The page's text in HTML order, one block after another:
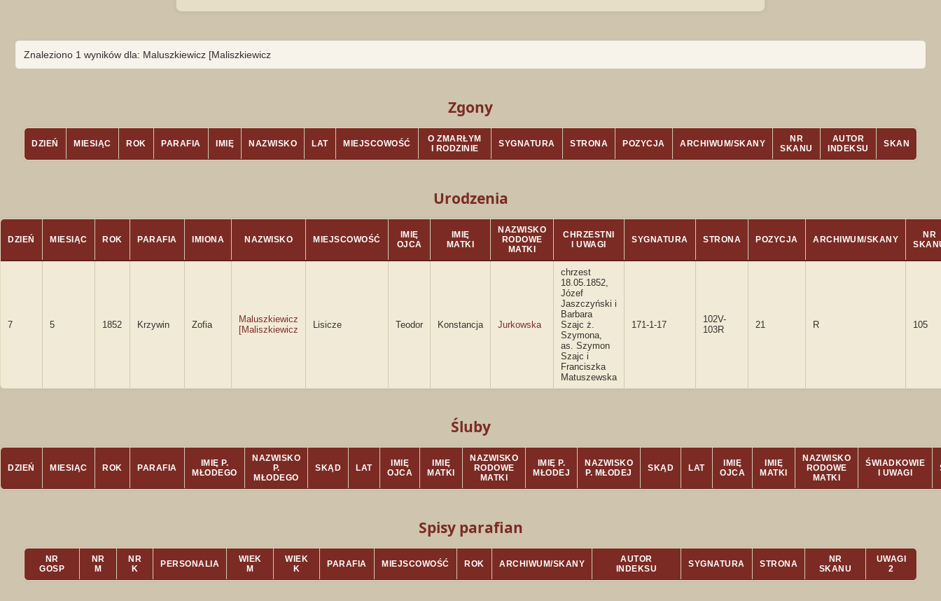
Znaleziono 1 wyników dla: Maluszkiewicz [Maliszkiewicz
Zgony
DZIEŃ MIESIĄC ROK PARAFIA IMIĘ NAZWISKO LAT MIEJSCOWOŚĆ
O ZMARŁYM
I RODZINIE
SYGNATURA STRONA POZYCJA ARCHIWUM/SKANY
NR
SKANU
AUTOR
INDEKSU
SKAN
Urodzenia
DZIEŃ MIESIĄC ROK PARAFIA IMIONA NAZWISKO MIEJSCOWOŚĆ
IMIĘ
OJCA
IMIĘ
MATKI
NAZWISKO
RODOWE
MATKI
CHRZESTNI
I UWAGI
SYGNATURA STRONA POZYCJA ARCHIWUM/SKANY
NR
7 5 1852 Krzywin Zofia
Maluszkiewicz
[Maliszkiewicz
Lisicze Teodor Konstancja Jurkowska
chrzest
18.05.1852,
Józef
Jaszczyński i
Barbara
Szajc ż.
Szymona,
as. Szymon
Szajc i
Franciszka
Matuszewska
171-1-17
102V-
103R
21 R 105
Śluby
DZIEŃ MIESIĄC ROK PARAFIA
IMIĘ P.
MŁODEGO
NAZWISKO
P.
MŁODEGO
SKĄD LAT
IMIĘ
OJCA
IMIĘ
MATKI
NAZWISKO
RODOWE
MATKI
IMIĘ P.
MŁODEJ
NAZWISKO
P. MŁODEJ
SKĄD LAT
IMIĘ
OJCA
IMIĘ
MATKI
NAZWISKO
RODOWE
MATKI
ŚWIADKOWIE
I UWAGI
Spisy parafian
NR
GOSP
NR
M
NR
K
PERSONALIA
WIEK
M
WIEK
K
PARAFIA MIEJSCOWOŚĆ ROK ARCHIWUM/SKANY
AUTOR
INDEKSU
SYGNATURA STRONA
NR
SKANU
UWAGI
2